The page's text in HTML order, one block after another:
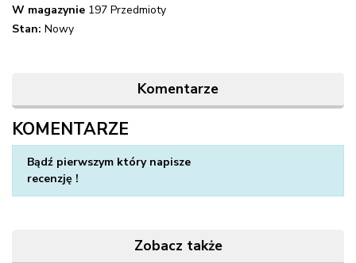
W magazynie 197 Przedmioty
Stan: Nowy
Komentarze
KOMENTARZE
Bądź pierwszym który napisze
recenzję !
Zobacz także